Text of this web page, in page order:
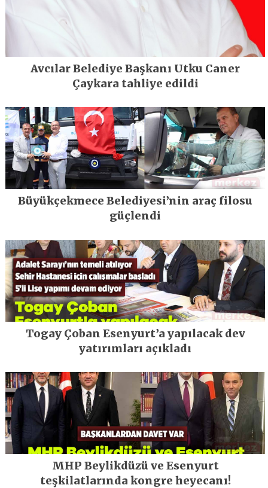
Avcılar Belediye Başkanı Utku Caner
Çaykara tahliye edildi
Büyükçekmece Belediyesi’nin araç filosu
güçlendi
Togay Çoban Esenyurt’a yapılacak dev
yatırımları açıkladı
MHP Beylikdüzü ve Esenyurt
teşkilatlarında kongre heyecanı!